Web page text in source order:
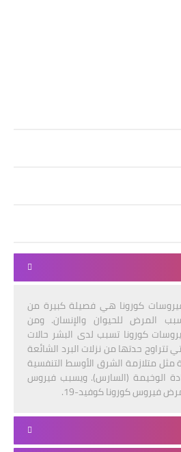
كورونا هي فصيلة كبيرة من
المرض للحيوان والإنسان. ومن
كورونا تسبب لدى البشر حالات
تتراوح حدتها من نزلات البرد الشائعة
مثل متلازمة الشرق الأوسط التنفسية
الوخيمة (السارس). ويسبب فيروس
فيروس كورونا كوفيد-19.